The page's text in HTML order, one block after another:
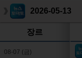
2026-05-13
장르
08-07 (금)